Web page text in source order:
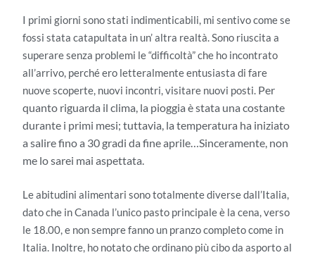
I primi giorni sono stati indimenticabili, mi sentivo come se
fossi stata catapultata in un’ altra realtà. Sono riuscita a
superare senza problemi le “difficoltà” che ho incontrato
all’arrivo, perché ero letteralmente entusiasta di fare
nuove scoperte, nuovi incontri, visitare nuovi posti. Per
quanto riguarda il clima, la pioggia è stata una costante
durante i primi mesi; tuttavia, la temperatura ha iniziato
a salire fino a 30 gradi da fine aprile…Sinceramente, non
me lo sarei mai aspettata.
Le abitudini alimentari sono totalmente diverse dall’Italia,
dato che in Canada l’unico pasto principale è la cena, verso
le 18.00, e non sempre fanno un pranzo completo come in
Italia. Inoltre, ho notato che ordinano più cibo da asporto al